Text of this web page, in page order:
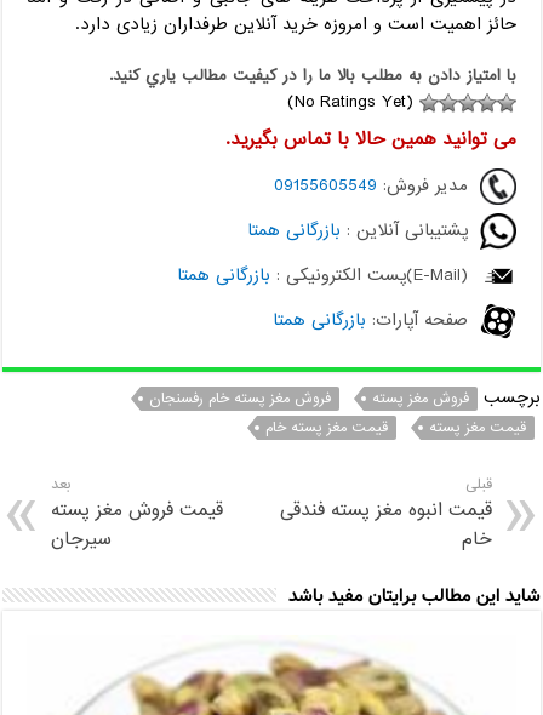
حائز اهمیت است و امروزه خرید آنلاین طرفداران زیادی دارد.
با امتياز دادن به مطلب بالا ما را در کيفيت مطالب ياري کنيد.
(No Ratings Yet)
می توانید همین حالا با تماس بگیرید.
مدیر فروش: 09155605549
پشتیبانی آنلاین : بازرگانی همتا
(E-Mail)پست الکترونیکی :
بازرگانی همتا
صفحه آپارات: بازرگانی همتا
برچسب فروش مغز پسته
فروش مغز پسته خام رفسنجان
قیمت مغز پسته
قیمت مغز پسته خام
قبلی
قیمت انبوه مغز پسته فندقی
خام
بعد
قیمت فروش مغز پسته
سیرجان
شاید این مطالب برایتان مفید باشد